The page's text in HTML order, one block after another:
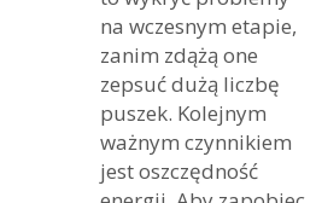
na wczesnym etapie,
zanim zdążą one
zepsuć dużą liczbę
puszek. Kolejnym
ważnym czynnikiem
jest oszczędność